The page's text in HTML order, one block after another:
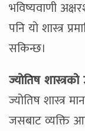
भविष्यवाणी
पनि यो शास्त्र
सकिन्छ।
ज्योतिष
ज्योतिष शास्त्र
जसबाट व्यक्ति